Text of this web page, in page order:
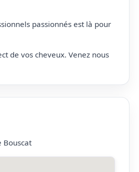
passionnés est là pour
de vos cheveux. Venez nous
Bouscat